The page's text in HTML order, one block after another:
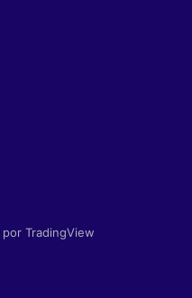
por TradingView